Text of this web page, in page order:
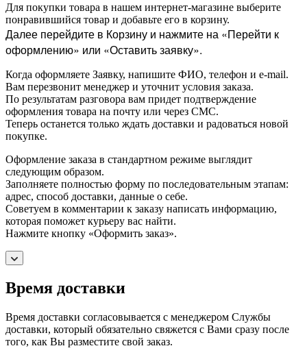
Для покупки товара в нашем интернет-магазине выберите
понравившийся товар и добавьте его в корзину.
Далее перейдите в Корзину и нажмите на «Перейти к
оформлению» или «Оставить заявку».
Когда оформляете Заявку, напишите ФИО, телефон и e-mail.
Вам перезвонит менеджер и уточнит условия заказа.
По результатам разговора вам придет подтверждение
оформления товара на почту или через СМС.
Теперь останется только ждать доставки и радоваться новой
покупке.
Оформление заказа в стандартном режиме выглядит
следующим образом.
Заполняете полностью форму по последовательным этапам:
адрес, способ доставки, данные о себе.
Советуем в комментарии к заказу написать информацию,
которая поможет курьеру вас найти.
Нажмите кнопку «Оформить заказ».
Время доставки
Время доставки согласовывается с менеджером Службы
доставки, который обязательно свяжется с Вами сразу после
того, как Вы разместите свой заказ.